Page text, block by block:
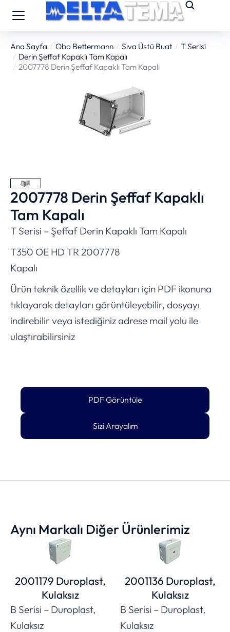
You are here:
Ana Sayfa Obo Bettermann Sıva Üstü Buat
T Serisi
Derin Şeffaf Kapaklı Tam Kapalı
2007778 Derin Şeffaf Kapaklı Tam Kapalı
2007778 Derin Şeffaf Kapaklı
Tam Kapalı
T Serisi – Şeffaf Derin Kapaklı Tam Kapalı
T350 OE HD TR 2007778
Kapalı
Ürün teknik özellik ve detayları için PDF ikonuna
tıklayarak detayları görüntüleyebilir, dosyayı
indirebilir veya istediğiniz adrese mail yolu ile
ulaştırabilirsiniz
PDF Görüntüle
Sizi Arayalım
Aynı Markalı Diğer Ürünlerimiz
2001179 Duroplast,
Kulaksız
B Serisi – Duroplast,
Kulaksız
2001136 Duroplast,
Kulaksız
B Serisi – Duroplast,
Kulaksız